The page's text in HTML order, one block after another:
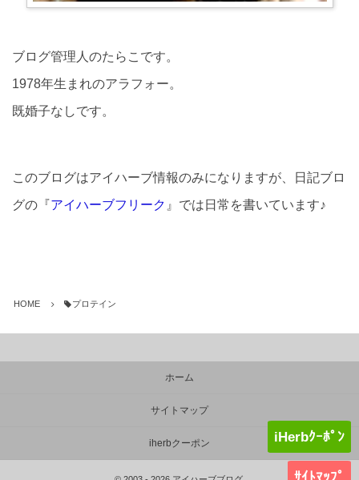
iHerbｸｰﾎﾟﾝ
ｻｲﾄﾏｯﾌﾟ
ブログ管理人のたらこです。
1978年生まれのアラフォー。
既婚子なしです。
このブログはアイハーブ情報のみになりますが、日記ブロ
グの『アイハーブフリーク 』では日常を書いています♪
HOME プロテイン
ホーム
サイトマップ
iherbクーポン